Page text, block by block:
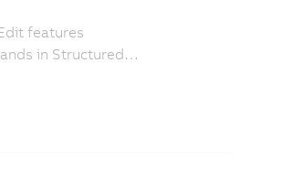
features
in Structured…